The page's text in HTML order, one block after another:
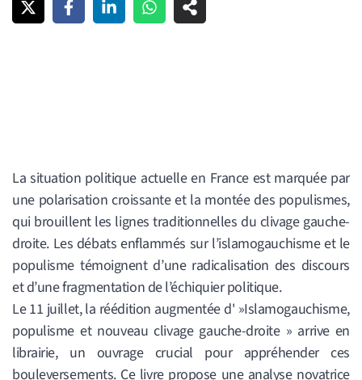
La situation politique actuelle en France est marquée par
une polarisation croissante et la montée des populismes,
qui brouillent les lignes traditionnelles du clivage gauche-
droite. Les débats enflammés sur l’islamogauchisme et le
populisme témoignent d’une radicalisation des discours
et d’une fragmentation de l’échiquier politique.
Le 11 juillet, la réédition augmentée d' »Islamogauchisme,
populisme et nouveau clivage gauche-droite » arrive en
librairie, un ouvrage crucial pour appréhender ces
bouleversements. Ce livre propose une analyse novatrice